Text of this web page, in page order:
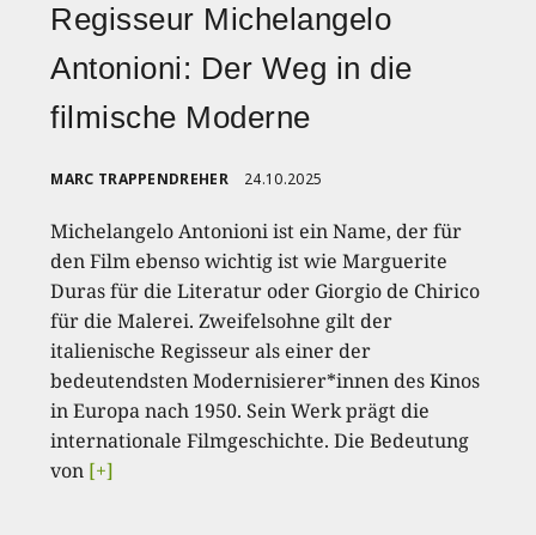
Regisseur Michelangelo
Antonioni: Der Weg in die
filmische Moderne
MARC TRAPPENDREHER 24.10.2025
Michelangelo Antonioni ist ein Name, der für
den Film ebenso wichtig ist wie Marguerite
Duras für die Literatur oder Giorgio de Chirico
für die Malerei. Zweifelsohne gilt der
italienische Regisseur als einer der
bedeutendsten Modernisierer*innen des Kinos
in Europa nach 1950. Sein Werk prägt die
internationale Filmgeschichte. Die Bedeutung
von [+]